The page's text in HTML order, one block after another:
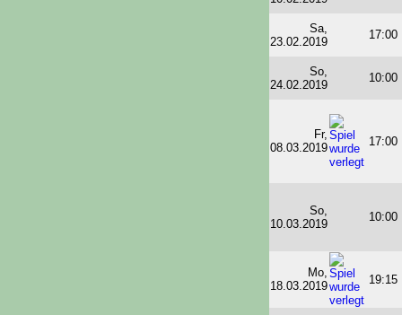
Sa,
23.02.2019
17:00
So,
24.02.2019
10:00
Fr,
08.03.2019
17:00
So,
10.03.2019
10:00
Mo,
18.03.2019
19:15